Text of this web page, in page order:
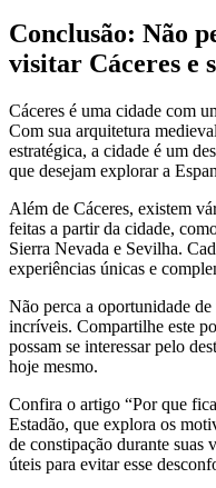
Conclusão: Não
visitar Cáceres e
Cáceres é uma cidade com
Com sua arquitetura
estratégica, a cidade é um
que desejam explorar a
Além de Cáceres, existem
feitas a partir da cidade,
Sierra Nevada e Sevilha.
experiências únicas e
Não perca a oportunidade de
incríveis. Compartilhe este
possam se interessar pelo
hoje mesmo.
Confira o artigo “Por que
Estadão, que explora os
de constipação durante suas
úteis para evitar esse